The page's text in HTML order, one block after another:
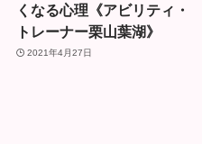
くなる心理《アビリティ・
トレーナー栗山葉湖》
2021年4月27日